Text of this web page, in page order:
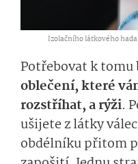
Izolačního látkového
Potřebovat k tomu
oblečení, které
rozstříhat, a rýži.
ušijete z látky válec
obdélníku přitom